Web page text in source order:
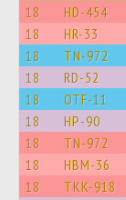
18 HD-454
18 HR-33
18 TN-972
18 RD-52
18 OTF-11
18 HP-90
18 TN-972
18 HBM-36
18 TKK-918